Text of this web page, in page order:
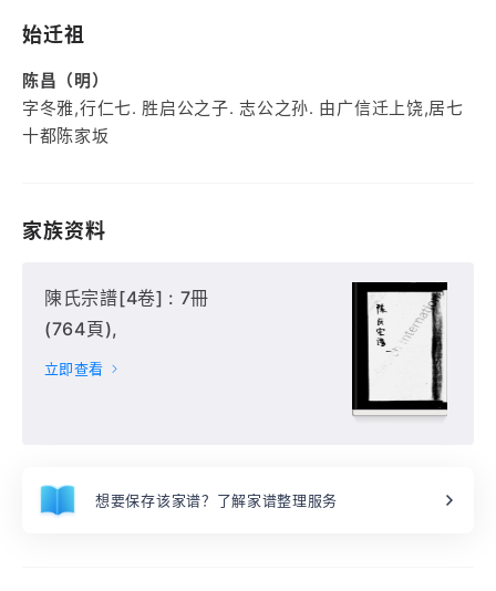
始迁祖
陈昌（明）
字冬雅,行仁七. 胜启公之子. 志公之孙. 由广信迁上饶,居七
十都陈家坂
家族资料
陳氏宗譜[4卷] : 7冊
(764頁),
立即查看
想要保存该家谱？了解家谱整理服务